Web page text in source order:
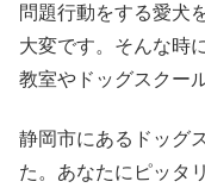
問題行動をする愛犬
大変です。そんな時
教室やドッグスクー
静岡市にあるドッグ
た。あなたにピッタ